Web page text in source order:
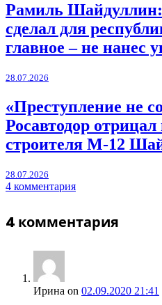
Рамиль Шайдуллин:
сделал для
главное – не нанес
28.07.2026
«Преступление не
Росавтодор
строителя М-12
28.07.2026
4 комментария
4 комментария
Ирина on 02.09.2020 21:41